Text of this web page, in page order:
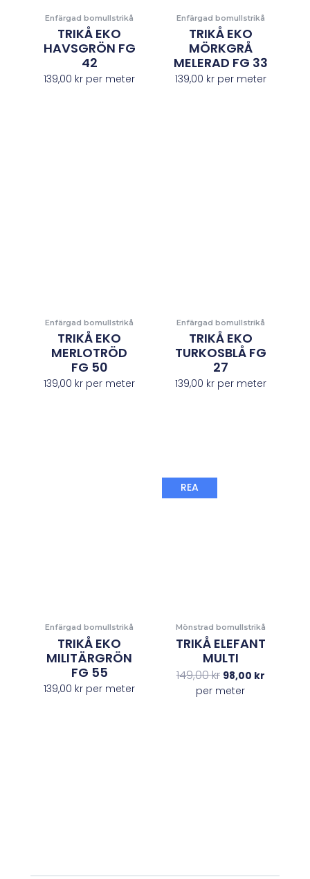
Enfärgad bomullstrikå
TRIKÅ EKO
HAVSGRÖN FG
42
139,00 kr per meter
Enfärgad bomullstrikå
TRIKÅ EKO
MÖRKGRÅ
MELERAD FG 33
139,00 krper meter
Enfärgad bomullstrikå
TRIKÅ EKO
MERLOTRÖD
FG 50
139,00 kr per meter
Enfärgad bomullstrikå
TRIKÅ EKO
TURKOSBLÅ FG
27
139,00 krper meter
Enfärgad bomullstrikå
TRIKÅ EKO
MILITÄRGRÖN
FG 55
139,00 kr per meter
REA
Mönstrad bomullstrikå
TRIKÅ ELEFANT
MULTI
149,00kr 98,00 kr
per meter